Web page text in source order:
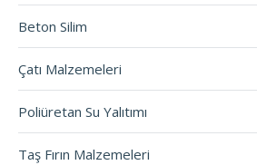
Beton Silim
Çatı Malzemeleri
Poliüretan Su Yalıtımı
Taş Fırın Malzemeleri